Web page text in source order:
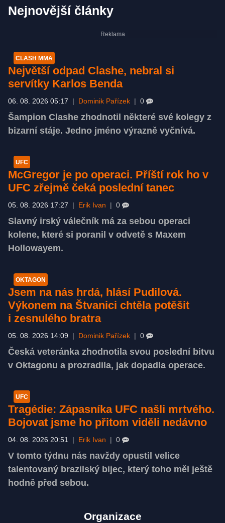
Nejnovější články
CLASH MMA
Největší odpad Clashe, nebral si
servítky Karlos Benda
06. 08. 2026 05:17 Dominik Pařízek 0
Šampion Clashe zhodnotil některé své kolegy z
bizarní stáje. Jedno jméno výrazně vyčnívá.
UFC
McGregor je po operaci. Příští rok ho v
UFC zřejmě čeká poslední tanec
05. 08. 2026 17:27 Erik Ivan 0
Slavný irský válečník má za sebou operaci
kolene, které si poranil v odvetě s Maxem
Hollowayem.
OKTAGON
Jsem na nás hrdá, hlásí Pudilová.
Výkonem na Štvanici chtěla potěšit
i zesnulého bratra
05. 08. 2026 14:09 Dominik Pařízek 0
Česká veteránka zhodnotila svou poslední bitvu
v Oktagonu a prozradila, jak dopadla operace.
UFC
Tragédie: Zápasníka UFC našli mrtvého.
Bojovat jsme ho přitom viděli nedávno
04. 08. 2026 20:51 Erik Ivan 0
V tomto týdnu nás navždy opustil velice
talentovaný brazilský bijec, který toho měl ještě
hodně před sebou.
Organizace